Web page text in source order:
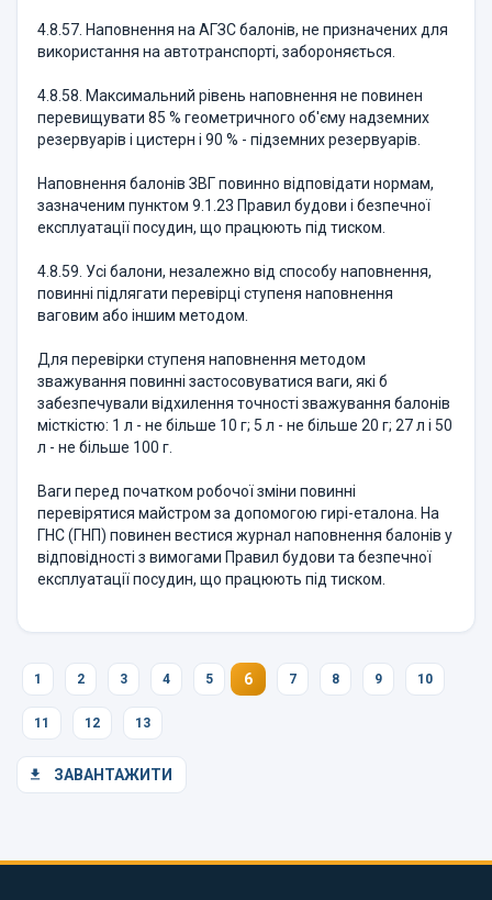
4.8.57. Наповнення на АГЗС балонів, не призначених для
використання на автотранспорті, забороняється.
4.8.58. Максимальний рівень наповнення не повинен
перевищувати 85 % геометричного об'єму надземних
резервуарів і цистерн і 90 % - підземних резервуарів.
Наповнення балонів ЗВГ повинно відповідати нормам,
зазначеним пунктом 9.1.23 Правил будови і безпечної
експлуатації посудин, що працюють під тиском.
4.8.59. Усі балони, незалежно від способу наповнення,
повинні підлягати перевірці ступеня наповнення
ваговим або іншим методом.
Для перевірки ступеня наповнення методом
зважування повинні застосовуватися ваги, які б
забезпечували відхилення точності зважування балонів
місткістю: 1 л - не більше 10 г; 5 л - не більше 20 г; 27 л і 50
л - не більше 100 г.
Ваги перед початком робочої зміни повинні
перевірятися майстром за допомогою гирі-еталона. На
ГНС (ГНП) повинен вестися журнал наповнення балонів у
відповідності з вимогами Правил будови та безпечної
експлуатації посудин, що працюють під тиском.
1 2 3 4 5 6 7 8 9 10
11 12 13
ЗАВАНТАЖИТИ